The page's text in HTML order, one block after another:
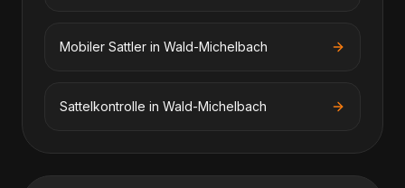
Mobiler Sattler in Wald-Michelbach
Sattelkontrolle in Wald-Michelbach